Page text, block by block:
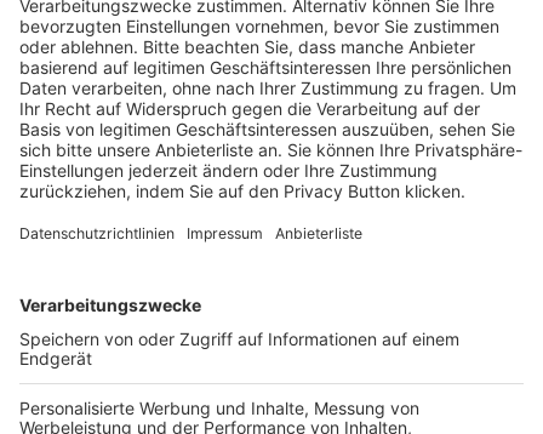
Schulungsangebot Vereinsmitarbeiter
BFV-Geschäftsstellen
Trainerbörse
Login SpielPlus
FOLGE DEM BFV
TOP-VEREINE